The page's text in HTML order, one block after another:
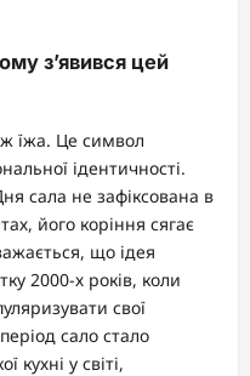
з’явився цей
їжа. Це символ
ідентичності.
сала не зафіксована в
його коріння сягає
що ідея
2000-х років, коли
свої
сало стало
кухні у світі,